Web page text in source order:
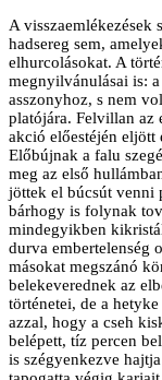
A visszaemlékezések
hadsereg sem,
elhurcolásokat. A
megnyilvánulásai is:
asszonyhoz, s nem
platójára. Felvillan az
akció előestéjén eljött
Előbújnak a falu
meg az első
jöttek el búcsút venni
bárhogy is folynak
mindegyikben
durva embertelenség
másokat megszánó
belekeverednek az
történetei, de a
azzal, hogy a cseh
belépett, tíz percen
is szégyenkezve